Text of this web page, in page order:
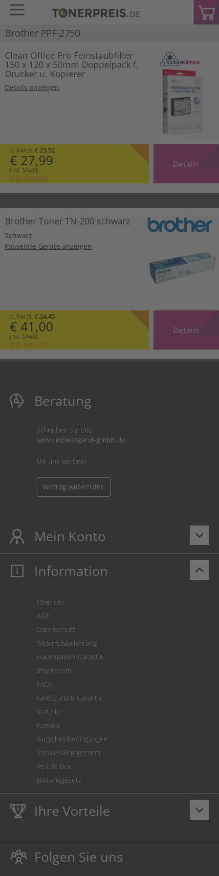
Brother PPF-2750
Clean Office Pro Feinstaubfilter
150 x 120 x 50mm Doppelpack f.
Drucker u. Kopierer
Details anzeigen
o. MwSt. € 23,52
€ 27,99
inkl. MwSt.
zzgl. Versand
Details
Brother Toner TN-200 schwarz
Schwarz
Passende Geräte anzeigen
o. MwSt. € 34,45
€ 41,00
inkl. MwSt.
zzgl. Versand
Details
Beratung
Schreiben Sie uns:
service@wiegand-gmbh.de
Mit uns werben!
Vertrag widerrufen
keyboard_arrow_down
Mein Konto
Mein Konto
Cookie Einstellungen
keyboard_arrow_up
Information
Über uns
AGB
Datenschutz
Widerrufsbelehrung
Hausmarken-Garantie
Impressum
FAQs
Geld-Zurück-Garantie
Vorteile
Kontakt
Gutscheinbedingungen
Soziales Engagement
Re-Life Box
Batteriegesetz
keyboard_arrow_down
Ihre Vorteile
LebenslangeHausmarke Garantieauf Toner und Tinte
schützt auch Ihren Drucker.
Umweltfreundlich dadurch Abfallvermeidung.
Folgen Sie uns